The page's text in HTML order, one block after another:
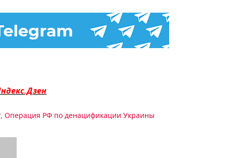
, Операция РФ по денацификации Украины